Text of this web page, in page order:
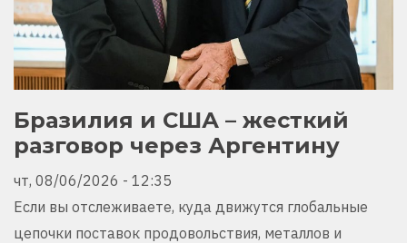
Бразилия и США – жесткий
разговор через Аргентину
чт, 08/06/2026 - 12:35
Если вы отслеживаете, куда движутся глобальные
цепочки поставок продовольствия, металлов и